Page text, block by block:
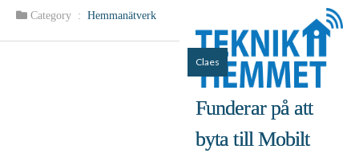
Category : Hemmanätverk
Claes
Funderar på att
byta till Mobilt